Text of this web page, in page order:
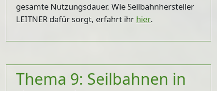
gesamte Nutzungsdauer. Wie Seilbahnhersteller
LEITNER dafür sorgt, erfahrt ihr hier.
Thema 9: Seilbahnen in